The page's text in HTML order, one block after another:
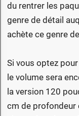
du rentrer les
genre de détail
achète ce genre
Si vous optez
le volume sera
la version 120
cm de profondeur